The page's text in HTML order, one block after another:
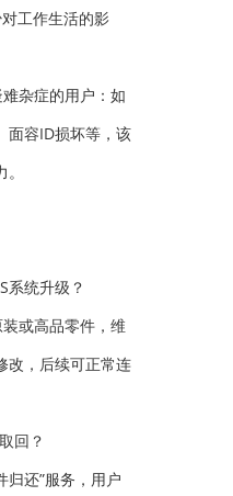
工作生活的影
杂症的用户：如
面容ID损坏等，该
系统升级？
或高品零件，维
改，后续可正常连
回？
归还”服务，用户